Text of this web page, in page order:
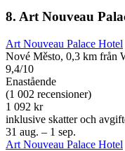
8. Art Nouveau
Art Nouveau Palace Hotel
Nové Město, 0,3 km från
9,4/10
Enastående
(1 002 recensioner)
1 092 kr
inklusive skatter och
31 aug. – 1 sep.
Art Nouveau Palace Hotel